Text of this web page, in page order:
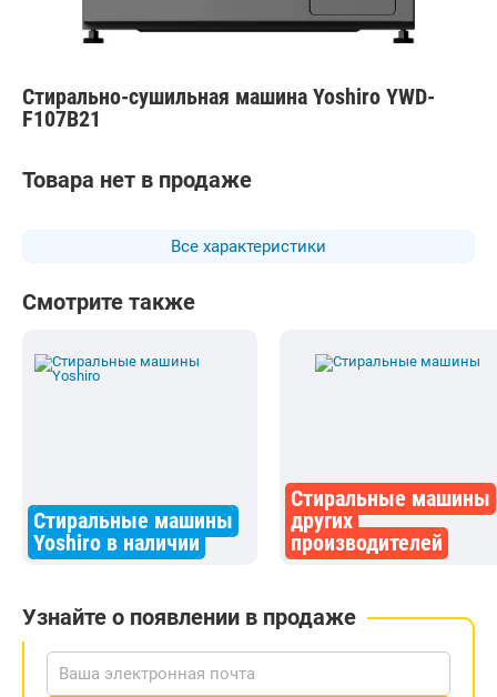
Стирально-сушильная машина Yoshiro YWD-
F107B21
Все характеристики
Товара нет в продаже
Смотрите также
Стиральные машины
Yoshiro в наличии
Стиральные машины
других
производителей
Узнайте о появлении в продаже